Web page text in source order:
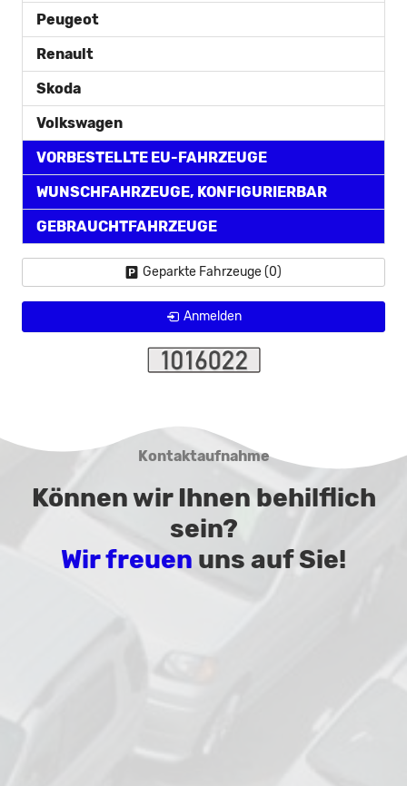
Peugeot
Renault
Skoda
Volkswagen
VORBESTELLTE EU-FAHRZEUGE
WUNSCHFAHRZEUGE, KONFIGURIERBAR
GEBRAUCHTFAHRZEUGE
Geparkte Fahrzeuge (0)
Anmelden
Kontaktaufnahme
Können wir Ihnen behilflich
sein?
Wir freuen uns auf Sie!